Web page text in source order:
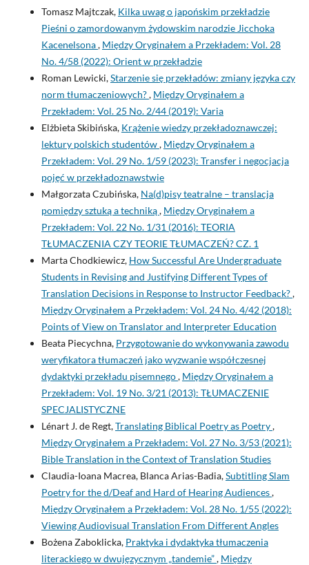
Tomasz Majtczak, Kilka uwag o japońskim przekładzie
Pieśni o zamordowanym żydowskim narodzie Jicchoka
Kacenelsona, Między Oryginałem a Przekładem: Vol. 28
No. 4/58 (2022): Orient w przekładzie
Roman Lewicki,Starzenie się przekładów: zmiany języka czy
norm tłumaczeniowych?, Między Oryginałem a
Przekładem: Vol. 25 No. 2/44 (2019): Varia
Elżbieta Skibińska, Krążenie wiedzy przekładoznawczej:
lektury polskich studentów, Między Oryginałem a
Przekładem: Vol. 29 No. 1/59 (2023): Transfer i negocjacja
pojęć w przekładoznawstwie
Małgorzata Czubińska, Na(d)pisy teatralne – translacja
pomiędzy sztuką a techniką, Między Oryginałem a
Przekładem: Vol. 22 No. 1/31 (2016): TEORIA
TŁUMACZENIA CZY TEORIE TŁUMACZEŃ? CZ. 1
Marta Chodkiewicz, How Successful Are Undergraduate
Students in Revising and Justifying Different Types of
Translation Decisions in Response to Instructor Feedback?,
Między Oryginałem a Przekładem: Vol. 24 No. 4/42 (2018):
Points of View on Translator and Interpreter Education
Beata Piecychna, Przygotowanie do wykonywania zawodu
weryfikatora tłumaczeń jako wyzwanie współczesnej
dydaktyki przekładu pisemnego, Między Oryginałem a
Przekładem: Vol. 19 No. 3/21 (2013): TŁUMACZENIE
SPECJALISTYCZNE
Lénart J. de Regt,Translating Biblical Poetry as Poetry,
Między Oryginałem a Przekładem: Vol. 27 No. 3/53 (2021):
Bible Translation in the Context of Translation Studies
Claudia-Ioana Macrea, Blanca Arias-Badia,Subtitling Slam
Poetry for the d/Deaf and Hard of Hearing Audiences,
Między Oryginałem a Przekładem: Vol. 28 No. 1/55 (2022):
Viewing Audiovisual Translation From Different Angles
Bożena Zaboklicka, Praktyka i dydaktyka tłumaczenia
literackiego w dwujęzycznym „tandemie”, Między